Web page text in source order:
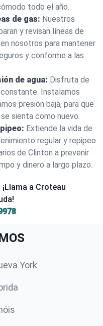
todo el año.
de gas: Nuestros
y revisan líneas de
nosotros para mantener
y conforme a las
de agua: Disfruta de
Instalamos
presión baja, para que
sienta como nuevo.
Extiende la vida de
regular y repipeo
de Clinton a prevenir
y dinero a largo plazo.
a Croteau
York